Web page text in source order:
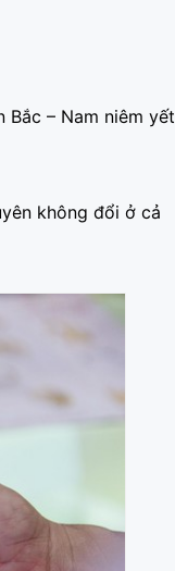
Bắc – Nam niêm yết
không đổi ở cả